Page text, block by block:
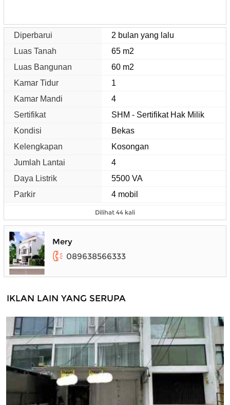
Diperbarui
2 bulan yang lalu
Luas Tanah
65 m2
Luas Bangunan
60 m2
Kamar Tidur
1
Kamar Mandi
4
Sertifikat
SHM - Sertifikat Hak Milik
Kondisi
Bekas
Kelengkapan
Kosongan
Jumlah Lantai
4
Daya Listrik
5500 VA
Parkir
4 mobil
Dilihat 44 kali
Mery
089638566333
IKLAN LAIN YANG SERUPA